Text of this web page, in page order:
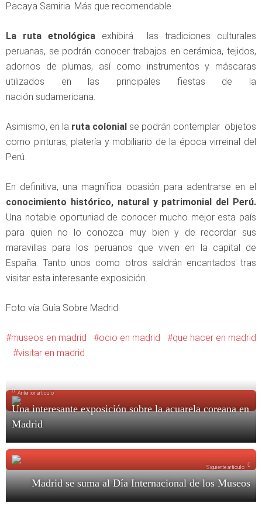
Pacaya Samiria. Más que recomendable.
La ruta etnológica exhibirá las tradiciones culturales
peruanas, se podrán conocer trabajos en cerámica, tejidos,
adornos de plumas, así como instrumentos y máscaras
utilizados en las principales fiestas de la
nación sudamericana.
Asimismo, en la ruta colonial se podrán contemplar objetos
como pinturas, platería y mobiliario de la época virreinal del
Perú.
En definitiva, una magnífica ocasión para adentrarse en el
conocimiento histórico, natural y patrimonial del Perú.
Una notable oportuniad de conocer mucho mejor esta país
para quien no lo conozca muy bien y de recordar sus
maravillas para los peruanos que viven en la capital de
España. Tanto unos como otros saldrán encantados tras
visitar esta interesante exposición.
Foto vía Guía Sobre Madrid
museos en madrid ocio en madrid
que hacer en madrid
visitar en madrid
Anterior artículo
Una interesante exposición sobre la acuarela coreana en
Madrid
Siguiente artículo
Madrid se suma al Día Internacional de los Museos